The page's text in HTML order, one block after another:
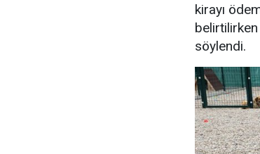
kirayı
söylendi.